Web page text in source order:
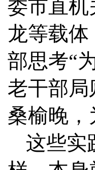
委市直机
龙等载
部思考“
老干部
桑榆晚，
这些实